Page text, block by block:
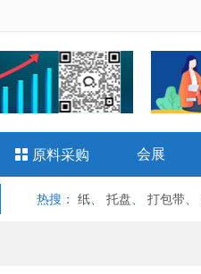
 原料采购 会展
热搜 ： 纸 托盘 打包带